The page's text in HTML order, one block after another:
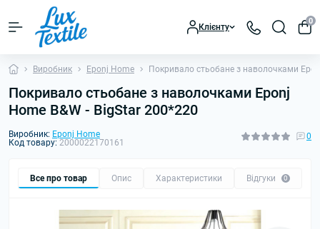
Клієнту
0
Виробник Eponj Home Покривало стьобане з наволочками
Покривало стьобане з наволочками Eponj
Home B&W - BigStar 200*220
Виробник: Eponj Home
Код товару: 2000022170161
0
Все про товар Опис Характеристики Відгуки 0